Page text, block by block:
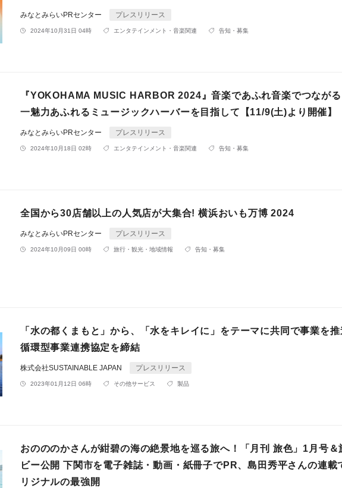
みなとみらいPRセンター プレスリリース
2024年10月31日 04時 エンタテインメント・音楽関連 告知・募集
『YOKOHAMA MUSIC HARBOR 2024』音楽であふれ音楽でつなが
一魅力あふれるミュージックハーバーを目指して【11/9(土)より開催】
みなとみらいPRセンター プレスリリース
2024年10月18日 02時 エンタテインメント・音楽関連 告知・募集
全国から30店舗以上の人気店が大集合! 横浜おいも万博 2024
みなとみらいPRセンター プレスリリース
2024年10月09日 00時 旅行・観光・地域情報 告知・募集
「水の都くまもと」から、「水をキレイに」をテーマに共同で事業を
循環型事業連携協定を締結
株式会社SUSTAINABLE JAPAN プレスリリース
2023年01月12日 06時 その他サービス 製品
おのののかさんが紺碧の海の絶景地を巡る旅へ！「月刊 旅色」1月号＆
ビー公開 下関市を電子雑誌・動画・紙冊子でPR、島田秀平さんの連載
リジナルの最強開